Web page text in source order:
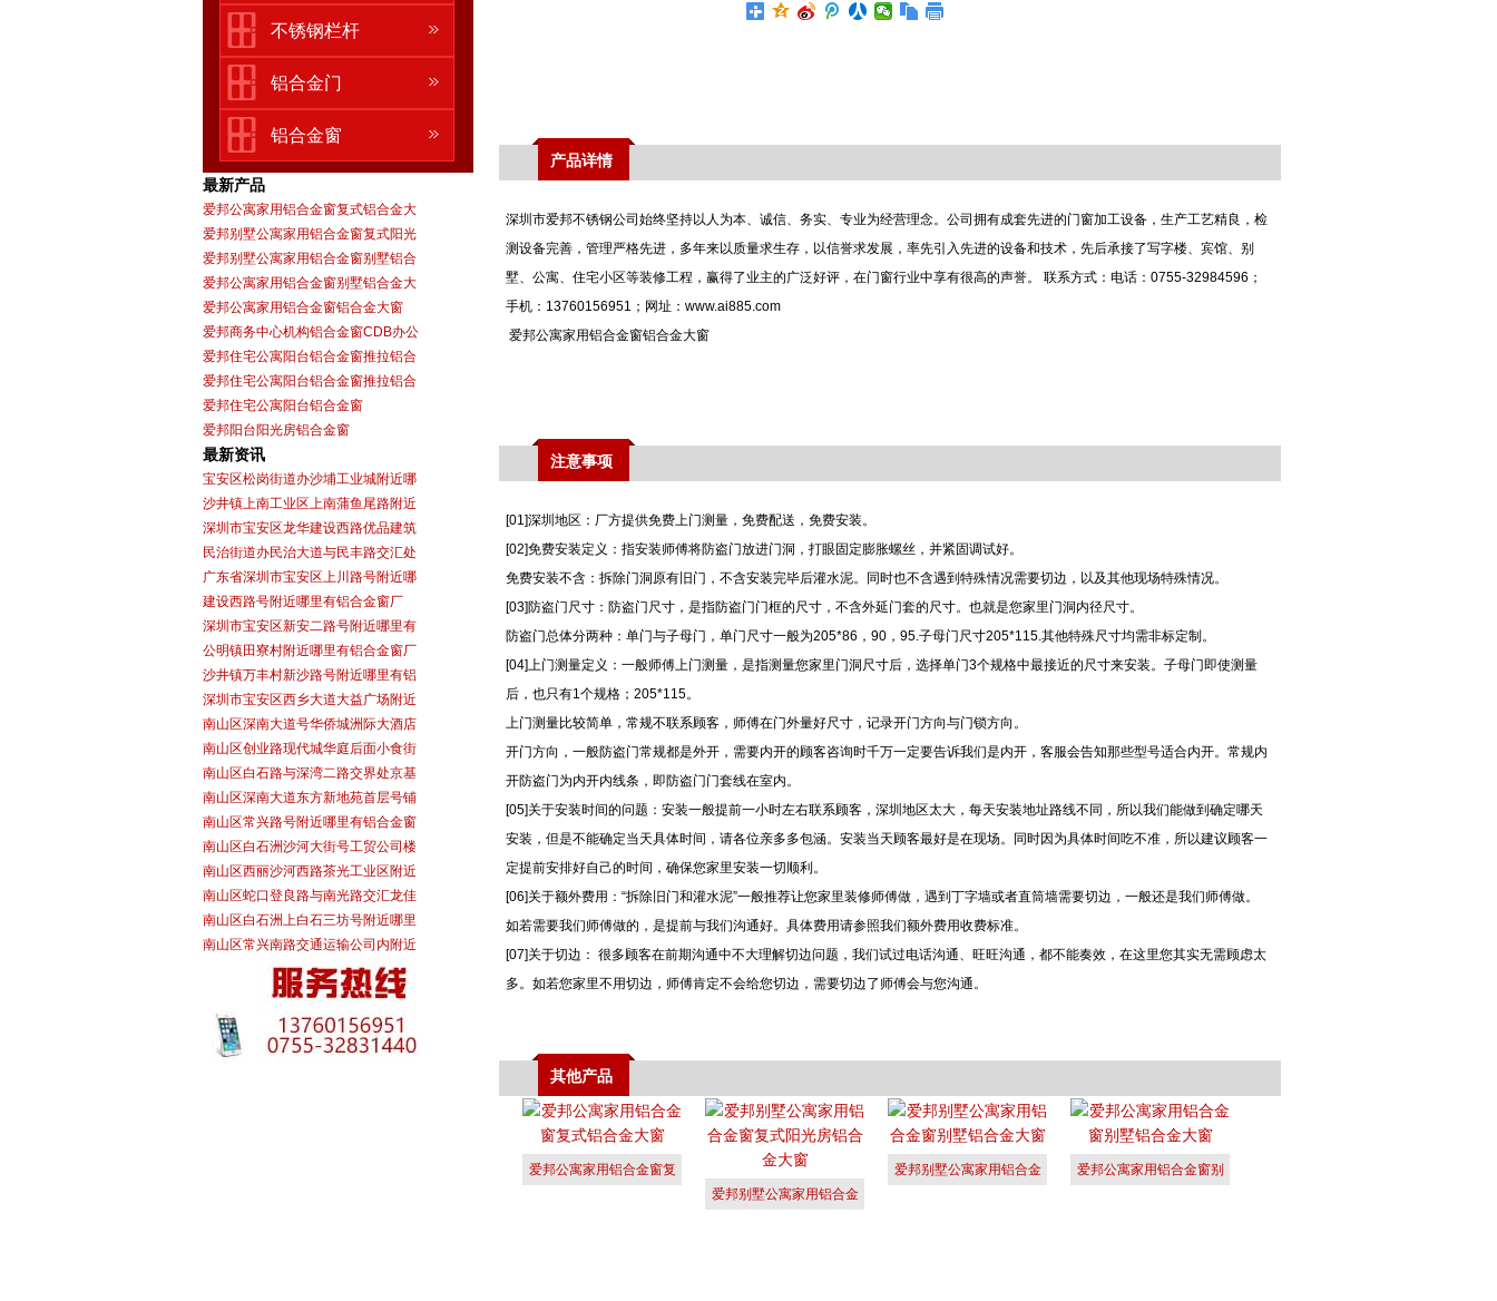
不锈钢栏杆
铝合金门
铝合金窗
最新产品
爱邦公寓家用铝合金窗复式铝合金大
爱邦别墅公寓家用铝合金窗复式阳光
爱邦别墅公寓家用铝合金窗别墅铝合
爱邦公寓家用铝合金窗别墅铝合金大
爱邦公寓家用铝合金窗铝合金大窗
爱邦商务中心机构铝合金窗CDB办公
爱邦住宅公寓阳台铝合金窗推拉铝合
爱邦住宅公寓阳台铝合金窗推拉铝合
爱邦住宅公寓阳台铝合金窗
爱邦阳台阳光房铝合金窗
最新资讯
宝安区松岗街道办沙埔工业城附近哪
沙井镇上南工业区上南蒲鱼尾路附近
深圳市宝安区龙华建设西路优品建筑
民治街道办民治大道与民丰路交汇处
广东省深圳市宝安区上川路号附近哪
建设西路号附近哪里有铝合金窗厂
深圳市宝安区新安二路号附近哪里有
公明镇田寮村附近哪里有铝合金窗厂
沙井镇万丰村新沙路号附近哪里有铝
深圳市宝安区西乡大道大益广场附近
南山区深南大道号华侨城洲际大酒店
南山区创业路现代城华庭后面小食街
南山区白石路与深湾二路交界处京基
南山区深南大道东方新地苑首层号铺
南山区常兴路号附近哪里有铝合金窗
南山区白石洲沙河大街号工贸公司楼
南山区西丽沙河西路茶光工业区附近
南山区蛇口登良路与南光路交汇龙佳
南山区白石洲上白石三坊号附近哪里
南山区常兴南路交通运输公司内附近
产品详情
深圳市爱邦不锈钢公司始终坚持以人为本、诚信、务实、专业为经营理念。公司拥有成套先进的门窗加工设备，生产工艺精良，检
测设备完善，管理严格先进，多年来以质量求生存，以信誉求发展，率先引入先进的设备和技术，先后承接了写字楼、宾馆、别
墅、公寓、住宅小区等装修工程，赢得了业主的广泛好评，在门窗行业中享有很高的声誉。 联系方式：电话：0755-32984596；
手机：13760156951；网址：www.ai885.com
爱邦公寓家用铝合金窗铝合金大窗
注意事项
[01]深圳地区：厂方提供免费上门测量，免费配送，免费安装。
[02]免费安装定义：指安装师傅将防盗门放进门洞，打眼固定膨胀螺丝，并紧固调试好。
免费安装不含：拆除门洞原有旧门，不含安装完毕后灌水泥。同时也不含遇到特殊情况需要切边，以及其他现场特殊情况。
[03]防盗门尺寸：防盗门尺寸，是指防盗门门框的尺寸，不含外延门套的尺寸。也就是您家里门洞内径尺寸。
防盗门总体分两种：单门与子母门，单门尺寸一般为205*86，90，95.子母门尺寸205*115.其他特殊尺寸均需非标定制。
[04]上门测量定义：一般师傅上门测量，是指测量您家里门洞尺寸后，选择单门3个规格中最接近的尺寸来安装。子母门即使测量
后，也只有1个规格；205*115。
上门测量比较简单，常规不联系顾客，师傅在门外量好尺寸，记录开门方向与门锁方向。
开门方向，一般防盗门常规都是外开，需要内开的顾客咨询时千万一定要告诉我们是内开，客服会告知那些型号适合内开。常规内
开防盗门为内开内线条，即防盗门门套线在室内。
[05]关于安装时间的问题：安装一般提前一小时左右联系顾客，深圳地区太大，每天安装地址路线不同，所以我们能做到确定哪天
安装，但是不能确定当天具体时间，请各位亲多多包涵。安装当天顾客最好是在现场。同时因为具体时间吃不准，所以建议顾客一
定提前安排好自己的时间，确保您家里安装一切顺利。
[06]关于额外费用：“拆除旧门和灌水泥”一般推荐让您家里装修师傅做，遇到丁字墙或者直筒墙需要切边，一般还是我们师傅做。
如若需要我们师傅做的，是提前与我们沟通好。具体费用请参照我们额外费用收费标准。
[07]关于切边： 很多顾客在前期沟通中不大理解切边问题，我们试过电话沟通、旺旺沟通，都不能奏效，在这里您其实无需顾虑太
多。如若您家里不用切边，师傅肯定不会给您切边，需要切边了师傅会与您沟通。
其他产品
爱邦公寓家用铝合金窗复
爱邦别墅公寓家用铝合金
爱邦别墅公寓家用铝合金
爱邦公寓家用铝合金窗别